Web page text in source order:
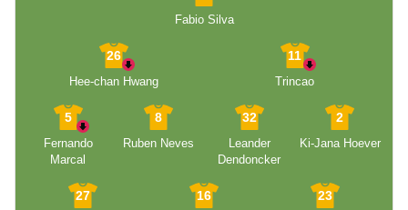
Fabio Silva
26
Hee-chan Hwang
11
Trincao
5
Fernando
Marcal
8
Ruben Neves
32
Leander
Dendoncker
2
Ki-Jana Hoever
27
16
23